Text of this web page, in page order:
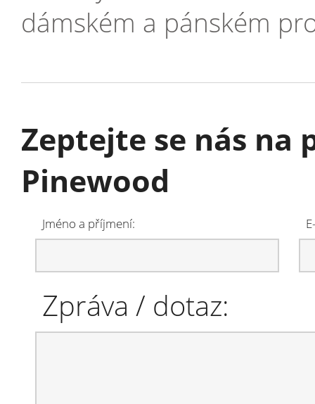
dámském a pánském
Zeptejte se nás
Pinewood
Jméno a příjmení:
Zpráva / dotaz: